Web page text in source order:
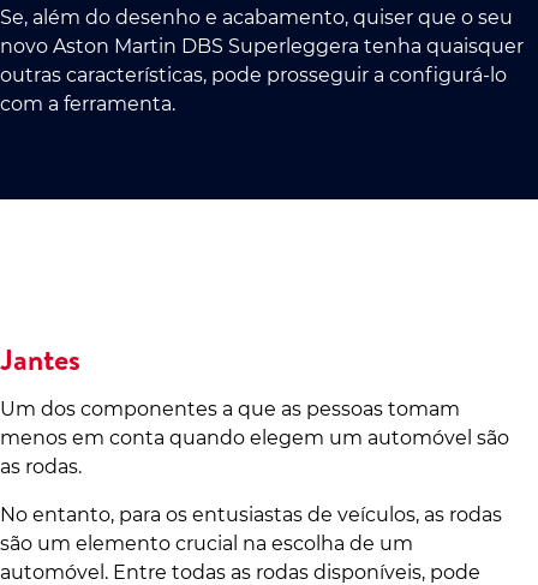
Se, além do desenho e acabamento, quiser que o seu
novo Aston Martin DBS Superleggera tenha quaisquer
outras características, pode prosseguir a configurá-lo
com a ferramenta.
Jantes
Um dos componentes a que as pessoas tomam
menos em conta quando elegem um automóvel são
as rodas.
No entanto, para os entusiastas de veículos, as rodas
são um elemento crucial na escolha de um
automóvel. Entre todas as rodas disponíveis, pode